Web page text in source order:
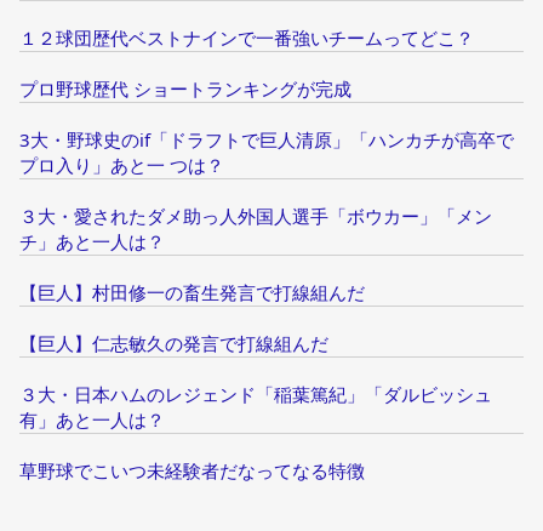
１２球団歴代ベストナインで一番強いチームってどこ？
プロ野球歴代 ショートランキングが完成
3大・野球史のif「ドラフトで巨人清原」「ハンカチが高卒で
プロ入り」あと一 つは？
３大・愛されたダメ助っ人外国人選手「ボウカー」「メン
チ」あと一人は？
【巨人】村田修一の畜生発言で打線組んだ
【巨人】仁志敏久の発言で打線組んだ
３大・日本ハムのレジェンド「稲葉篤紀」「ダルビッシュ
有」あと一人は？
草野球でこいつ未経験者だなってなる特徴